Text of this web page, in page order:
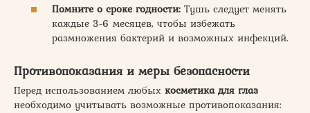
Помните о сроке годности: Тушь следует менять
каждые 3-6 месяцев, чтобы избежать
размножения бактерий и возможных инфекций.
Противопоказания и меры безопасности
Перед использованием любых косметика для глаз
необходимо учитывать возможные противопоказания: